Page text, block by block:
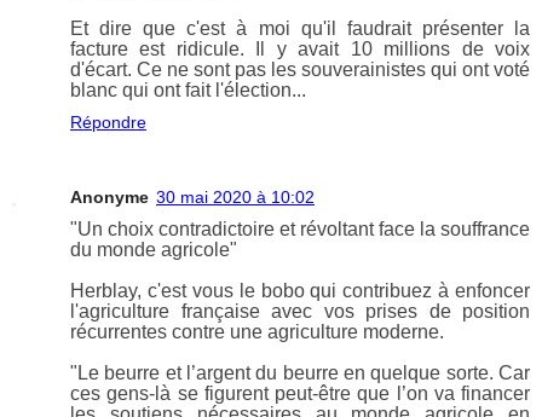
Et dire que c'est à moi qu'il faudrait présenter la
facture est ridicule. Il y avait 10 millions de voix
d'écart. Ce ne sont pas les souverainistes qui ont voté
blanc qui ont fait l'élection...
Répondre
Anonyme 30 mai 2020 à 10:02
"Un choix contradictoire et révoltant face la souffrance
du monde agricole"
Herblay, c'est vous le bobo qui contribuez à enfoncer
l'agriculture française avec vos prises de position
récurrentes contre une agriculture moderne.
"Le beurre et l’argent du beurre en quelque sorte. Car
ces gens-là se figurent peut-être que l’on va financer